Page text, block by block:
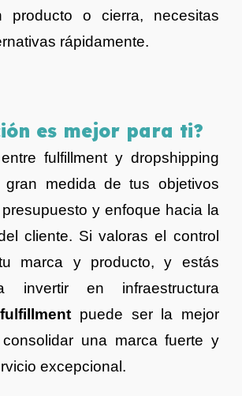
producto o cierra, necesitas
rápidamente.
es mejor para ti?
fulfillment y dropshipping
gran medida de tus objetivos
y enfoque hacia la
cliente. Si valoras el control
marca y producto, y estás
invertir en infraestructura
fulfillment puede ser la mejor
una marca fuerte y
excepcional.